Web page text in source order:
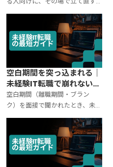
具体手順を解説。呼吸・間の取
り方、言葉のつなぎ、詰まった時
の安全な返し方、事前に仕込む
「戻し台本」までまとめます。
空白期間を突っ込まれる｜
未経験IT転職で崩れない答
え方テンプレ（例文つき）
空白期間（離職期間・ブラン
ク）を面接で聞かれたとき、未経
験IT転職で印象を落としにくい答
え方をテンプレ化。理由の伝え
方、行動の示し方、期間別の例
文、避けたい言い方まで整理し